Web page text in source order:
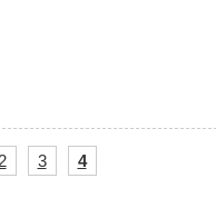
2 3 4